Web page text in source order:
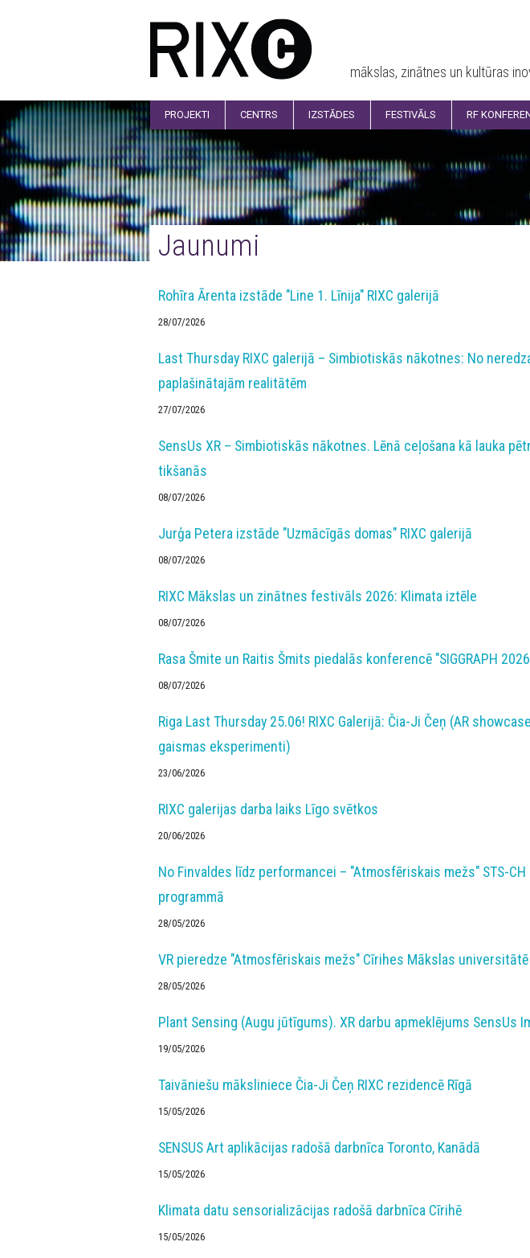
mākslas, zinātnes un kultūras
PROJEKTI CENTRS IZSTĀDES FESTIVĀLS RF
Jaunumi
Rohīra Ārenta izstāde "Line 1. Līnija" RIXC galerijā
28/07/2026
Last Thursday RIXC galerijā – Simbiotiskās nākotnes: No
paplašinātajām realitātēm
27/07/2026
SensUs XR – Simbiotiskās nākotnes. Lēnā ceļošana kā lauka
tikšanās
08/07/2026
Jurģa Petera izstāde "Uzmācīgās domas" RIXC galerijā
08/07/2026
RIXC Mākslas un zinātnes festivāls 2026: Klimata iztēle
08/07/2026
Rasa Šmite un Raitis Šmits piedalās konferencē "SIGGRAPH
08/07/2026
Riga Last Thursday 25.06! RIXC Galerijā: Čia-Ji Čeņ (AR
gaismas eksperimenti)
23/06/2026
RIXC galerijas darba laiks Līgo svētkos
20/06/2026
No Finvaldes līdz performancei – "Atmosfēriskais mežs" STS-
programmā
28/05/2026
VR pieredze "Atmosfēriskais mežs" Cīrihes Mākslas universitātē
28/05/2026
Plant Sensing (Augu jūtīgums). XR darbu apmeklējums SensUs
19/05/2026
Taivāniešu māksliniece Čia-Ji Čeņ RIXC rezidencē Rīgā
15/05/2026
SENSUS Art aplikācijas radošā darbnīca Toronto, Kanādā
15/05/2026
Klimata datu sensorializācijas radošā darbnīca Cīrihē
15/05/2026